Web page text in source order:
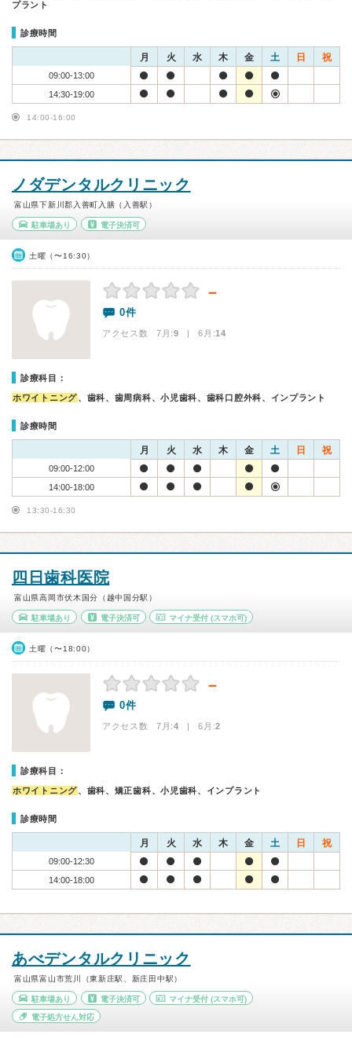
プラント
診療時間
月 火 水 木 金 土 日 祝
09:00-13:00
14:30-19:00
14:00-16:00
ノダデンタルクリニック
富山県下新川郡入善町入膳（入善駅）
駐車場あり 電子決済可
土曜（〜16:30）
－
0件
アクセス数 7月:9 | 6月:14
診療科目：
ホワイトニング、歯科、歯周病科、小児歯科、歯科口腔外科、インプラント
診療時間
月 火 水 木 金 土 日 祝
09:00-12:00
14:00-18:00
13:30-16:30
四日歯科医院
富山県高岡市伏木国分（越中国分駅）
駐車場あり 電子決済可 マイナ受付 (スマホ可)
土曜（〜18:00）
－
0件
アクセス数 7月:4 | 6月:2
診療科目：
ホワイトニング、歯科、矯正歯科、小児歯科、インプラント
診療時間
月 火 水 木 金 土 日 祝
09:00-12:30
14:00-18:00
あべデンタルクリニック
富山県富山市荒川（東新庄駅、新庄田中駅）
駐車場あり 電子決済可 マイナ受付 (スマホ可)
電子処方せん対応